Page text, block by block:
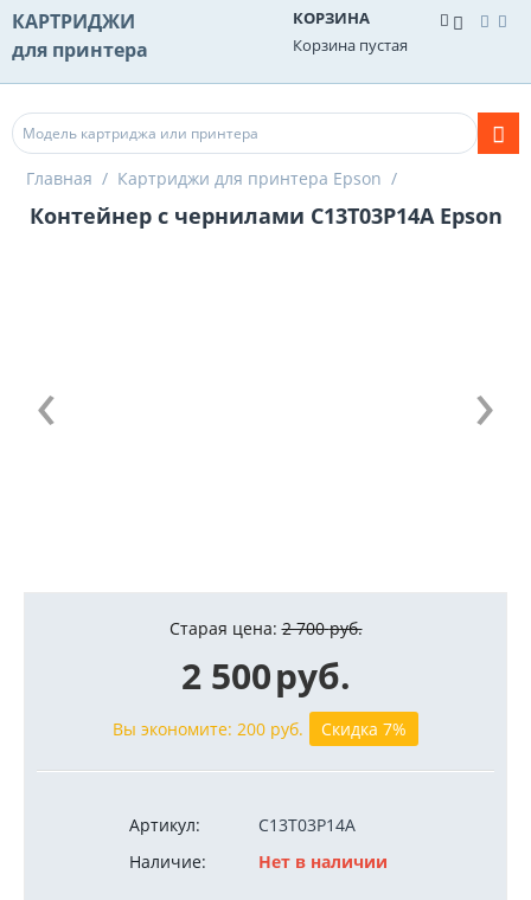
КАРТРИДЖИ
для принтера
КОРЗИНА
Корзина пустая
Главная / Картриджи для принтера Epson /
Контейнер с чернилами C13T03P14A Epson
Старая цена: 2 700 руб.
2 500руб.
Вы экономите: 200 руб. Скидка 7%
Артикул:
C13T03P14A
Наличие:
Нет в наличии